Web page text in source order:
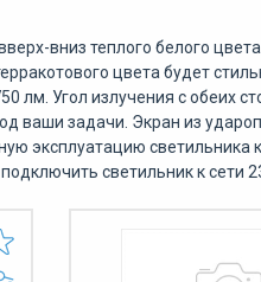
вниз теплого белого
цвета будет
лм. Угол излучения с обеих
ваши задачи. Экран из
эксплуатацию светильника
светильник к сети